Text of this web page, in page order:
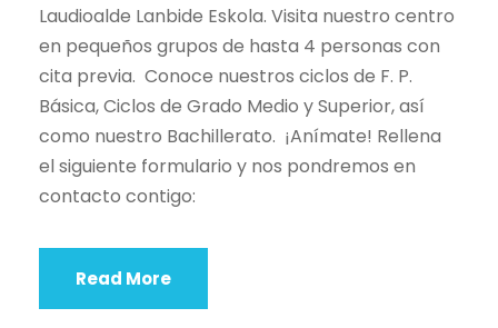
Laudioalde Lanbide Eskola. Visita nuestro centro
en pequeños grupos de hasta 4 personas con
cita previa. Conoce nuestros ciclos de F. P.
Básica, Ciclos de Grado Medio y Superior, así
como nuestro Bachillerato. ¡Anímate! Rellena
el siguiente formulario y nos pondremos en
contacto contigo:
Read More